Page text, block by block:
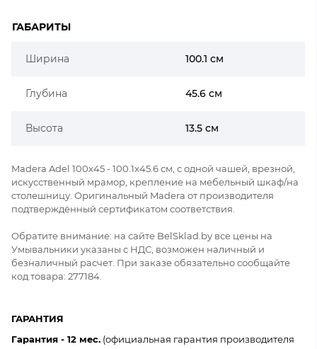
ГАБАРИТЫ
Ширина 100.1 см
Глубина 45.6 см
Высота 13.5 см
Madera Adel 100x45 - 100.1x45.6 см, с одной чашей, врезной,
искусственный мрамор, крепление на мебельный шкаф/на
столешницу. Оригинальный Madera от производителя
подтверждённый сертификатом соответствия.
Обратите внимание: на сайте BelSklad.by все цены на
Умывальники указаны с НДС, возможен наличный и
безналичный расчет. При заказе обязательно сообщайте
код товара: 277184.
ГАРАНТИЯ
Гарантия - 12 мес. (официальная гарантия производителя